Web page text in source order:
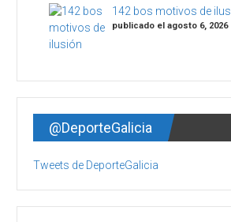
142 bos motivos de
publicado el agosto 6, 2026
@DeporteGalicia
Tweets de DeporteGalicia